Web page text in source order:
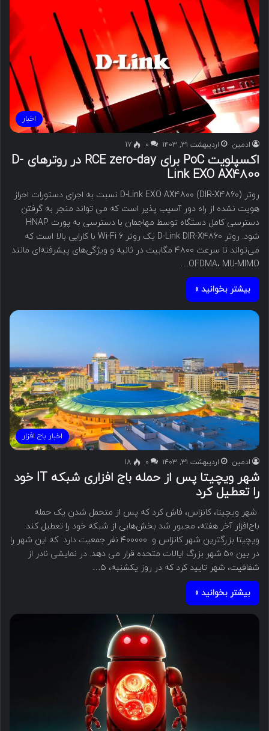
اخبار
ادمین اردیبهشت ۳۱, ۱۴۰۳ ۰ 17
اکسپلویت PoC برای RCE zero-day در روترهای D-
Link EXO AX4800
روتر D-Link EXO AX4800 (DIR-X4860) نسبت به اجرای دستورات احراز
هویت نشده از راه دور آسیب پذیر است که می تواند منجر به گرفتن
دسترسی کامل دستگاه توسط مهاجمان با دسترسی به پورت HNAP
شود. روتر D-Link DIR-X4860 یک روتر Wi-Fi 6 با کارایی بالا است که
می‌تواند تا سرعت ۴۸۰۰ مگابیت در ثانیه و ویژگی‌های پیشرفته‌ای مانند
OFDMA، MU-MIMO…
بیشتر بخوانید »
اخبار باج افزار
ادمین اردیبهشت ۳۱, ۱۴۰۳ ۰ 18
شهر ویچیتا پس از حمله باج افزاری شبکه IT خود
را تعطیل کرد
شهر ویچیتا، کانزاس، فاش کرد که پس از متحمل شدن یک حمله
باج‌افزار آخر هفته، مجبور شد بخش‌هایی از شبکه خود را تعطیل کند.
ویچیتا بزرگترین شهر کانزاس و ۴۰۰۰۰۰ نفر جمعیت دارد که این شهر را
در بین ۵۰ شهر بزرگ ایالات متحده قرار می دهد. در نمایشی نادر از
شفافیت، شهر تایید کرد که در روز یکشنبه، ۵…
بیشتر بخوانید »